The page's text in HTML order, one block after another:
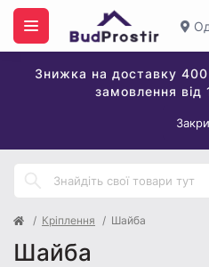
Знижка на доставку
замовлення від
Кріплення Шайба
Шайба